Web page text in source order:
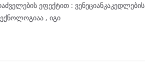
ეფექტით : ვენეციანკაკედლების
, იგი